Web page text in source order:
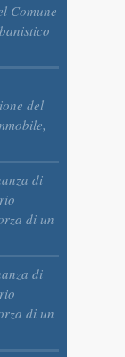
Comune
del
di
di un
di
di un